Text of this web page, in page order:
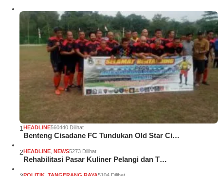
1 HEADLINE560440 Dilihat
Benteng Cisadane FC Tundukan Old Star Ci…
2HEADLINE NEWS5273 Dilihat
Rehabilitasi Pasar Kuliner Pelangi dan T…